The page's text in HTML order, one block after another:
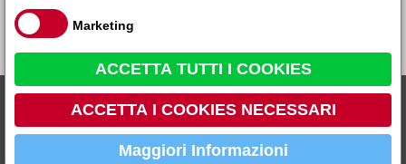
Crema scaldante graduale...
16,00 € 8,00 €
AGGIUNGI AL CARRELLO
Marketing
ACCETTA TUTTI I COOKIES
ACCETTA I COOKIES NECESSARI
Maggiori Informazioni
Galeno Sistemi s.r.l via Leopardi, 17 - 59015 - Carmignano Loc.
Comeana (PO) Tel 055 87 10 105 P.IVA 01666260979 R.E.A PO
459736